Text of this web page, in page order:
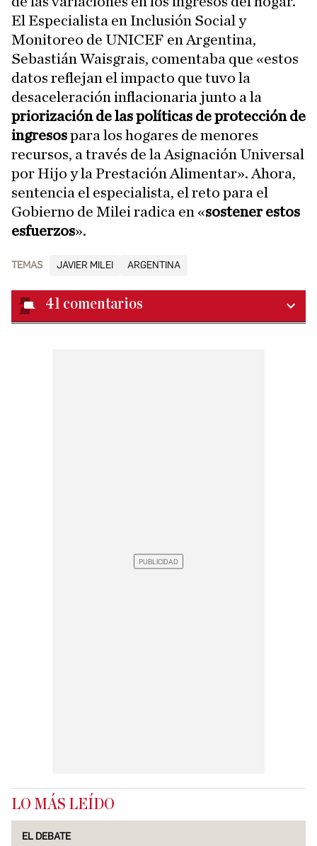
El Especialista en Inclusión Social y
Monitoreo de UNICEF en Argentina,
Sebastián Waisgrais, comentaba que «estos
datos reflejan el impacto que tuvo la
desaceleración inflacionaria junto a la
priorización de las políticas de protección de
ingresospara los hogares de menores
recursos, a través de la Asignación Universal
por Hijo y la Prestación Alimentar». Ahora,
sentencia el especialista, el reto para el
Gobierno de Milei radica en «sostener estos
esfuerzos».
TEMAS JAVIER MILEI ARGENTINA
41 comentarios
LO MÁS LEÍDO
EL DEBATE